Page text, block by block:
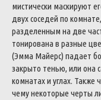
мистически маскируют
двух соседей по
разделенным на две
тонирована в разные
(Эмма Майерс) падает
закрыто тенью, или она
комнатах и углах. Также
чему некоторые черты